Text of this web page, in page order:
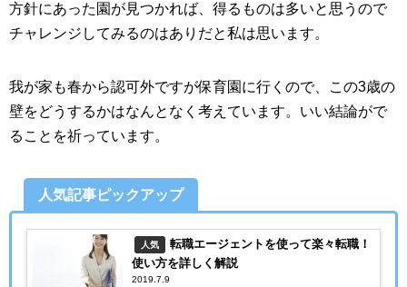
方針にあった園が見つかれば、得るものは多いと思うので
チャレンジしてみるのはありだと私は思います。
我が家も春から認可外ですが保育園に行くので、この3歳の
壁をどうするかはなんとなく考えています。いい結論がで
ることを祈っています。
人気記事ピックアップ
人気
転職エージェントを使って楽々転職！
使い方を詳しく解説
2019.7.9